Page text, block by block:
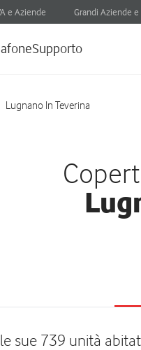
e Aziende Grandi Aziende e
Supporto
Lugnano In Teverina
sue 739 unità